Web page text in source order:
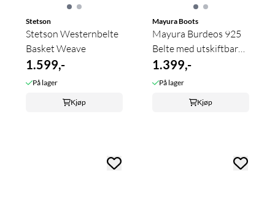
Stetson
Stetson Westernbelte
Basket Weave
1.599,-
På lager
Kjøp
Mayura Boots
Mayura Burdeos 925
Belte med utskiftbar
spenne
1.399,-
På lager
Kjøp